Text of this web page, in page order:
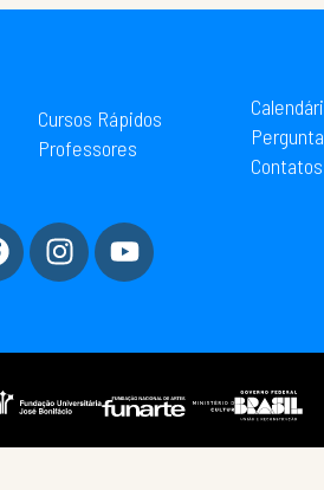
Cursos Rápidos
Professores
Contatos